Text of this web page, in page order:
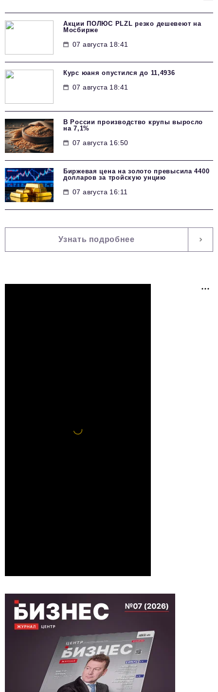
Акции ПОЛЮС PLZL резко дешевеют на
Мосбирже
07 августа 18:41
Курс юаня опустился до 11,4936
07 августа 18:41
В России производство крупы выросло
на 7,1%
07 августа 16:50
Биржевая цена на золото превысила 4400
долларов за тройскую унцию
07 августа 16:11
Узнать подробнее